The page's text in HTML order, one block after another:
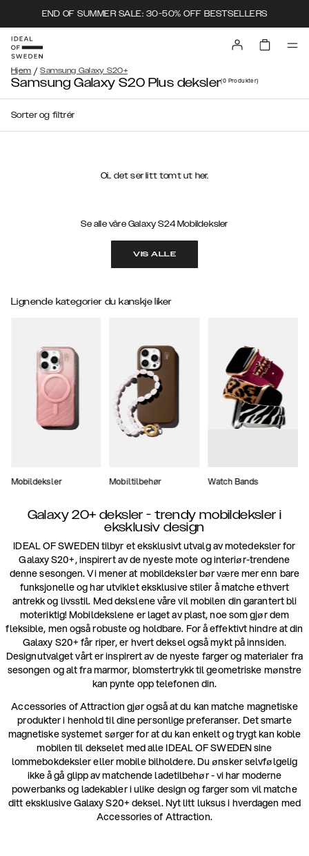
END OF SUMMER SALE: 30-50% OFF BESTSELLERS
Hjem / Samsung Galaxy S20+
Samsung Galaxy S20 Plus deksler(0 Produkter)
Sorter og filtrér
Oi.. det ser litt tomt ut her.
Se alle våre Galaxy S24 Mobildeksler
VIS ALLE
Lignende kategorier du kanskje liker
Mobildeksler Mobiltilbehør Watch Bands
Galaxy 20+ deksler - trendy mobildeksler i
eksklusiv design
IDEAL OF SWEDEN tilbyr et eksklusivt utvalg av motedeksler for
Galaxy S20+, inspirert av de nyeste mote og interiør-trendene
denne sesongen. Vi mener at mobildeksler bør være mer enn bare
funksjonelle og har utviklet eksklusive stiler å matche ethvert
antrekk og livsstil. Med dekslene våre vil mobilen din garantert bli
moteriktig! Mobildekslene er laget av plast, noe som gjør dem
fleksible, men også robuste og holdbare. For å effektivt hindre at din
Galaxy S20+ får riper, er hvert deksel også mykt på innsiden.
Designutvalget vårt er inspirert av de nyeste farger og materialer fra
sesongen og alt fra marmor, blomstertrykk til geometriske mønstre
kan pynte opp telefonen din.
Accessories of Attraction gjør også at du kan matche magnetiske
produkter i henhold til dine personlige preferanser. Det smarte
magnetiske systemet sørger for at du kan enkelt og trygt kan koble
mobilen til dekselet med alle IDEAL OF SWEDEN sine
lommebokdeksler eller mobile bilholdere. Du ønsker selvfølgelig
ikke å gå glipp av matchende ladetilbehør - vi har moderne
powerbanks og ladekabler i ulike design og farger som vil matche
ditt eksklusive Galaxy S20+ deksel. Nyt litt luksus i hverdagen med
Accessories of Attraction.